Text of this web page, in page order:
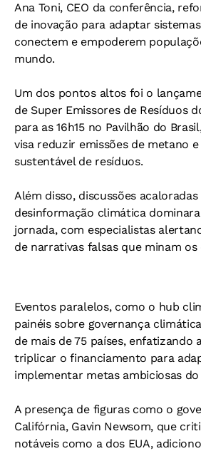
Ana Toni, CEO da conferência,
de inovação para adaptar
conectem e empoderem
mundo.
Um dos pontos altos foi o
de Super Emissores de Resíduos
para as 16h15 no Pavilhão do
visa reduzir emissões de metano
sustentável de resíduos.
Além disso, discussões
desinformação climática
jornada, com especialistas
de narrativas falsas que minam os
Eventos paralelos, como o hub
painéis sobre governança
de mais de 75 países, enfatizando
triplicar o financiamento para
implementar metas ambiciosas
A presença de figuras como o
Califórnia, Gavin Newsom, que
notáveis como a dos EUA,